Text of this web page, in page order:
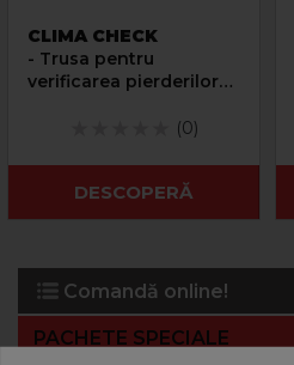
Comandă online!
PACHETE SPECIALE
CLIMA CHECK
- Trusa pentru
verificarea pierderilor
de aer conditionat
(0)
DESCOPERĂ